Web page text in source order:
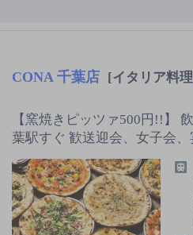
CONA 千葉店 [イタリア料
【窯焼きピッツァ500円!!】
葉駅すぐ 歓送迎会、女子会